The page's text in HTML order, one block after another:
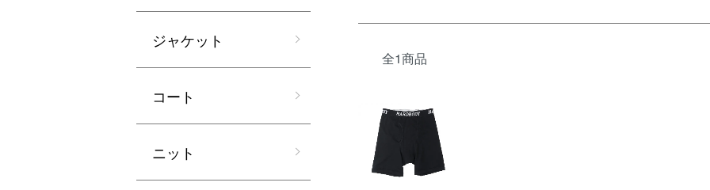
全1商品
ジャケット
コート
ニット